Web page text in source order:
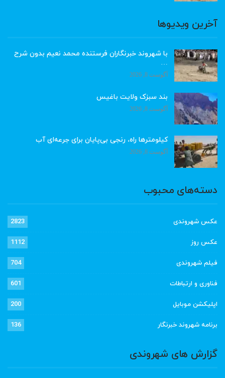
آخرین ویدیوها
با شهروند خبرنگاران فرستنده محمد نعیم بدون شرح
…
آگوست 8, 2026
بند سبزک ولایت باغیس
آگوست 8, 2026
کیلومترها راه، رنجی بی‌پایان برای جرعه‌ای آب
آگوست 8, 2026
دسته‌های محبوب
عکس شهروندی 2823
عکس روز 1112
فیلم شهروندی 704
فناوری و ارتباطات 601
اپلیکشن موبایل 200
برنامه شهروند خبرنگار 136
گزارش های شهروندی